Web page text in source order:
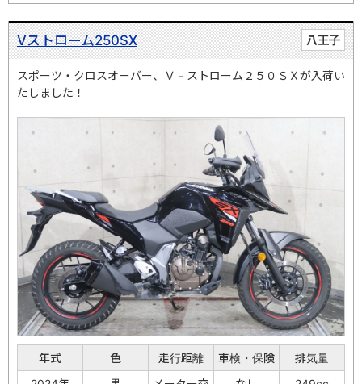
八王子
Vストローム250SX
スポーツ・クロスオーバー、Ｖ－ストローム２５０ＳＸが入荷い
たしました！
年式 色 走行距離 車検・保険
排気量